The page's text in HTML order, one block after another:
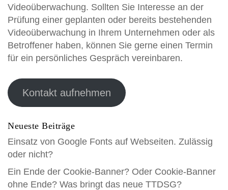
Videoüberwachung. Sollten Sie Interesse an der
Prüfung einer geplanten oder bereits bestehenden
Videoüberwachung in Ihrem Unternehmen oder als
Betroffener haben, können Sie gerne einen Termin
für ein persönliches Gespräch vereinbaren.
Kontakt aufnehmen
Neueste Beiträge
Einsatz von Google Fonts auf Webseiten. Zulässig
oder nicht?
Ein Ende der Cookie-Banner? Oder Cookie-Banner
ohne Ende? Was bringt das neue TTDSG?